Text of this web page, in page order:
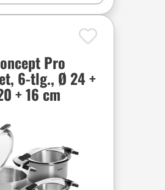
Pro
6-tlg., Ø 24 +
+ 16 cm